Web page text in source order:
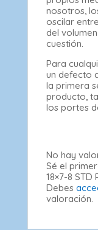
nosotros,
oscilar
del
cuestión.
Para
un defecto
la primera
producto,
los portes
No hay
Sé el
18×7-8 STD
Debes
valoración.